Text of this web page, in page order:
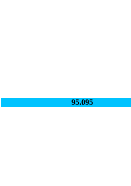
95.095